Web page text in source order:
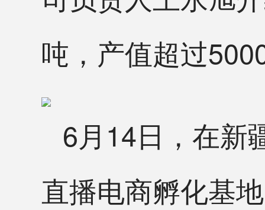
吨，产值超过
6月14日，在新
直播电商孵化基